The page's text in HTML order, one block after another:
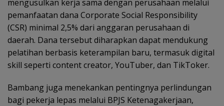
mengusulkan kerja sama dengan perusahaan melalui
pemanfaatan dana Corporate Social Responsibility
(CSR) minimal 2,5% dari anggaran perusahaan di
daerah. Dana tersebut diharapkan dapat mendukung
pelatihan berbasis keterampilan baru, termasuk digital
skill seperti content creator, YouTuber, dan TikToker.
Bambang juga menekankan pentingnya perlindungan
bagi pekerja lepas melalui BPJS Ketenagakerjaan,